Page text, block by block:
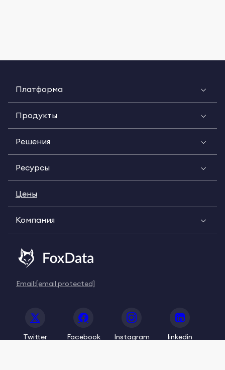
Платформа
Продукты
Решения
Ресурсы
Цены
Компания
Email:[email protected]
Twitter Facebook Instagram linkedin